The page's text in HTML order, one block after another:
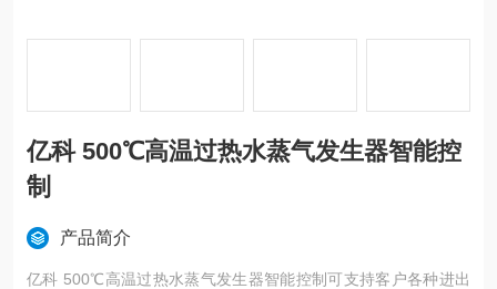
亿科 500℃高温过热水蒸气发生器智能控
制
产品简介
亿科 500℃高温过热水蒸气发生器智能控制可支持客户各种进出